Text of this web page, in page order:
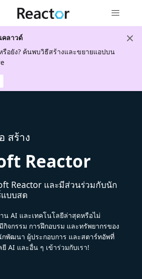
คลาวด์
อยัง? ค้นพบวิธีสร้างและขยายแอปบน
สร้าง
Reactor
Reactor และมีส่วนร่วมกับนัก
บบสด
น AI และเทคโนโลยีล่าสุดหรือไม่
จกรรม การฝึกอบรม และทรัพยากรของ
พัฒนา ผู้ประกอบการ และสตาร์ทอัพที่
AI และอื่น ๆ เข้าร่วมกับเรา!